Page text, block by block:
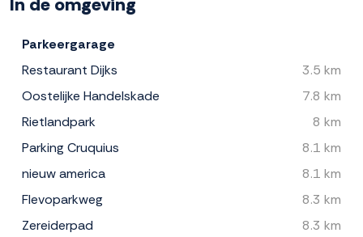
In de omgeving
Parkeergarage
Restaurant Dijks
3.5 km
Oostelijke Handelskade
7.8 km
Rietlandpark
8 km
Parking Cruquius
8.1 km
nieuw america
8.1 km
Flevoparkweg
8.3 km
Zereiderpad
8.3 km